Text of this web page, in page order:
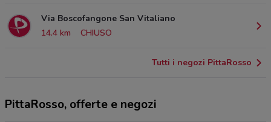
Via Boscofangone San Vitaliano
14.4 km
CHIUSO
Tutti i negozi PittaRosso
PittaRosso, offerte e negozi